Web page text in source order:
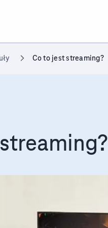
Co to jest streaming?